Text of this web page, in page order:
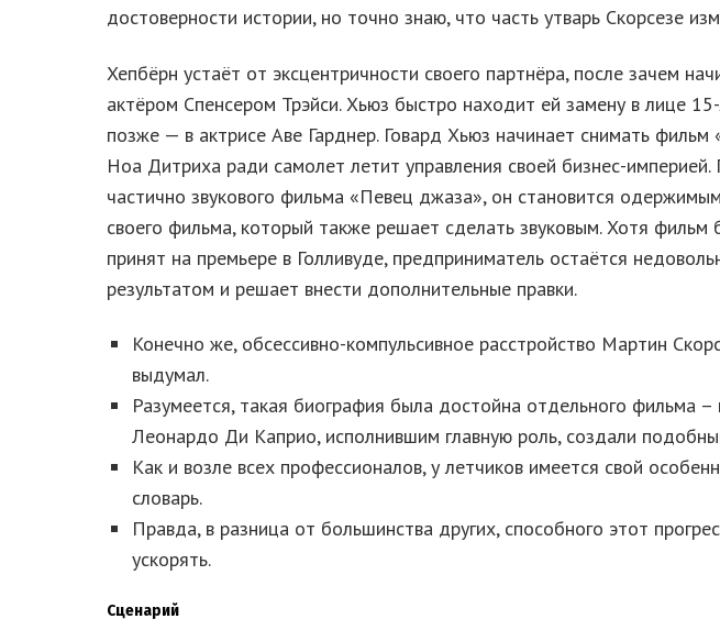
достоверности истории, но точно знаю, что часть утварь Скорсезе
Хепбёрн устаёт от эксцентричности своего партнёра, после зачем
актёром Спенсером Трэйси. Хьюз быстро находит ей замену в лице
позже — в актрисе Аве Гарднер. Говард Хьюз начинает снимать фильм
Ноа Дитриха ради самолет летит управления своей бизнес-
частично звукового фильма «Певец джаза», он становится
своего фильма, который также решает сделать звуковым. Хотя фильм
принят на премьере в Голливуде, предприниматель остаётся
результатом и решает внести дополнительные правки.
Конечно же, обсессивно-компульсивное расстройство Мартин
выдумал.
Разумеется, такая биография была достойна отдельного фильма –
Леонардо Ди Каприо, исполнившим главную роль, создали
Как и возле всех профессионалов, у летчиков имеется свой
словарь.
Правда, в разница от большинства других, способного этот
ускорять.
Сценарий